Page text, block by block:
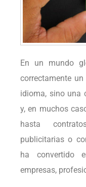
En un mundo
correctamente
idioma, sino una
y, en muchos
hasta
publicitarias o
ha convertido
empresas,